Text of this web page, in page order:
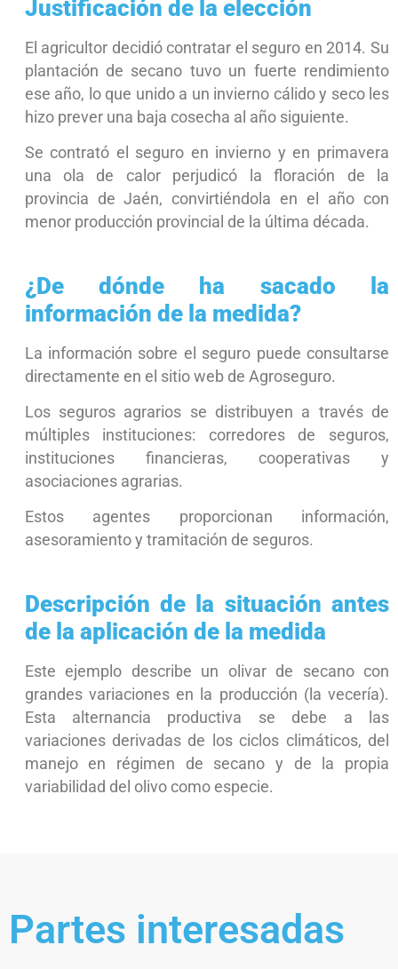
Justificación de la elección
El agricultor decidió contratar el seguro en 2014. Su
plantación de secano tuvo un fuerte rendimiento
ese año, lo que unido a un invierno cálido y seco les
hizo prever una baja cosecha al año siguiente.
Se contrató el seguro en invierno y en primavera
una ola de calor perjudicó la floración de la
provincia de Jaén, convirtiéndola en el año con
menor producción provincial de la última década.
¿De dónde ha sacado la
información de la medida?
La información sobre el seguro puede consultarse
directamente en el sitio web de Agroseguro.
Los seguros agrarios se distribuyen a través de
múltiples instituciones: corredores de seguros,
instituciones financieras, cooperativas y
asociaciones agrarias.
Estos agentes proporcionan información,
asesoramiento y tramitación de seguros.
Descripción de la situación antes
de la aplicación de la medida
Este ejemplo describe un olivar de secano con
grandes variaciones en la producción (la vecería).
Esta alternancia productiva se debe a las
variaciones derivadas de los ciclos climáticos, del
manejo en régimen de secano y de la propia
variabilidad del olivo como especie.
Partes interesadas